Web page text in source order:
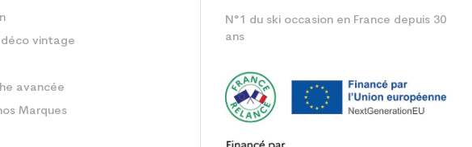
vintage
avancée
Marques
N°1 du ski occasion en France depuis 30
ans